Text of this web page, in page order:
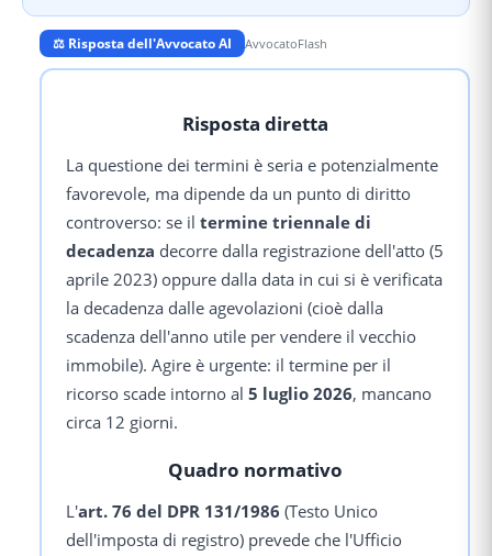
⚖️ Risposta dell'Avvocato AI AvvocatoFlash
Risposta diretta
La questione dei termini è seria e potenzialmente
favorevole, ma dipende da un punto di diritto
controverso: se il termine triennale di
decadenza decorre dalla registrazione dell'atto (5
aprile 2023) oppure dalla data in cui si è verificata
la decadenza dalle agevolazioni (cioè dalla
scadenza dell'anno utile per vendere il vecchio
immobile). Agire è urgente: il termine per il
ricorso scade intorno al 5 luglio 2026, mancano
circa 12 giorni.
Quadro normativo
L'art. 76 del DPR 131/1986 (Testo Unico
dell'imposta di registro) prevede che l'Ufficio